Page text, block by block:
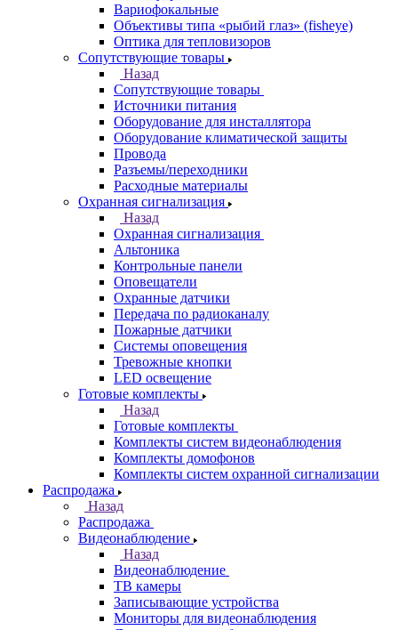
Вариофокальные
Объективы типа «рыбий глаз» (fisheye)
Оптика для тепловизоров
Сопутствующие товары
Назад
Сопутствующие товары
Источники питания
Оборудование для инсталлятора
Оборудование климатической защиты
Провода
Разъемы/переходники
Расходные материалы
Охранная сигнализация
Назад
Охранная сигнализация
Альтоника
Контрольные панели
Оповещатели
Охранные датчики
Передача по радиоканалу
Пожарные датчики
Системы оповещения
Тревожные кнопки
LED освещение
Готовые комплекты
Назад
Готовые комплекты
Комплекты систем видеонаблюдения
Комплекты домофонов
Комплекты систем охранной сигнализации
Распродажа
Назад
Распродажа
Видеонаблюдение
Назад
Видеонаблюдение
ТВ камеры
Записывающие устройства
Мониторы для видеонаблюдения